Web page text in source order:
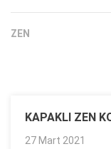
ZEN
KAPAKLI ZEN
27 Mart 2021